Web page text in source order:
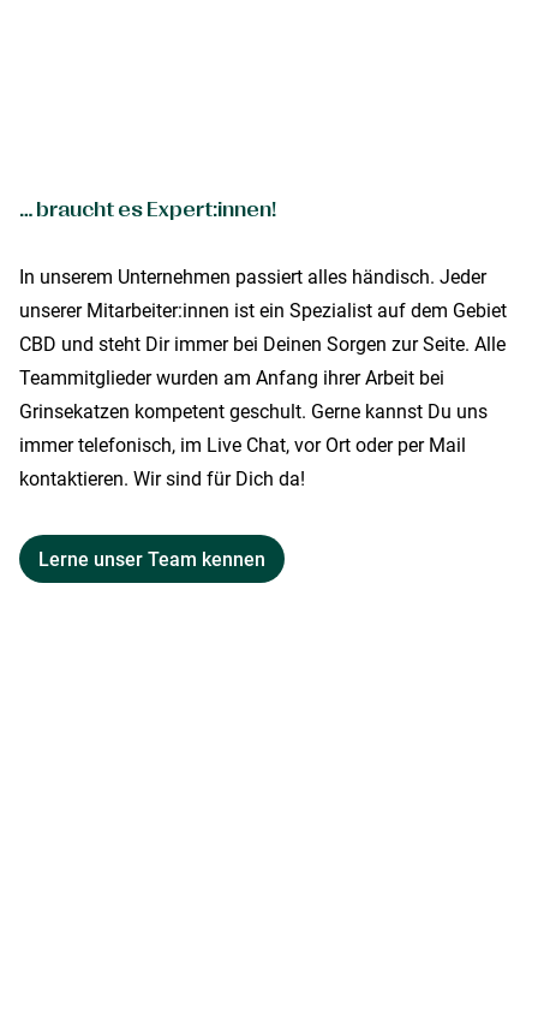
… braucht es Expert:innen!
In unserem Unternehmen passiert alles händisch. Jeder
unserer Mitarbeiter:innen ist ein Spezialist auf dem Gebiet
CBD und steht Dir immer bei Deinen Sorgen zur Seite. Alle
Teammitglieder wurden am Anfang ihrer Arbeit bei
Grinsekatzen kompetent geschult. Gerne kannst Du uns
immer telefonisch, im Live Chat, vor Ort oder per Mail
kontaktieren. Wir sind für Dich da!
Lerne unser Team kennen